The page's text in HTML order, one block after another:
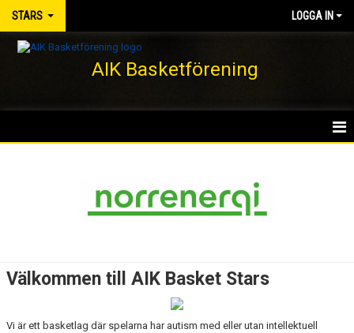
STARS LOGGA IN
AIK Basketförening
BILDGALLERI
Välkommen till AIK Basket Stars
Vi är ett basketlag där spelarna har autism med eller utan intellektuell